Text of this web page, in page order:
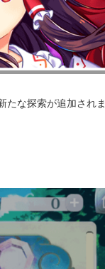
たな探索が追加されま